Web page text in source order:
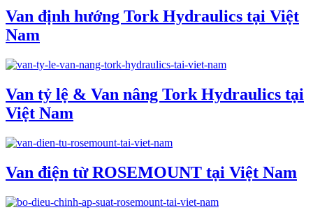
Van định hướng Tork Hydraulics tại Việt
Nam
Van tỷ lệ & Van nâng Tork Hydraulics tại
Việt Nam
Van điện từ ROSEMOUNT tại Việt Nam